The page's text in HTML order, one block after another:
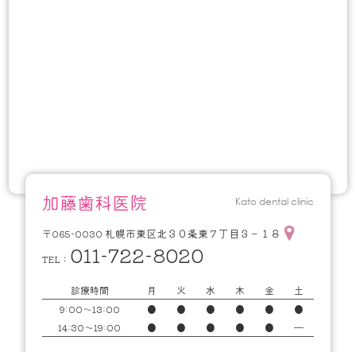
加藤歯科医院 Kato dental clinic
〒065-0030 札幌市東区北３０条東７丁目３－１８
TEL： 011-722-8020
診療時間 月 火 水 木 金
土
9:00～13:00
● ● ● ● ●
●
14:30～19:00
● ● ● ● ● ━